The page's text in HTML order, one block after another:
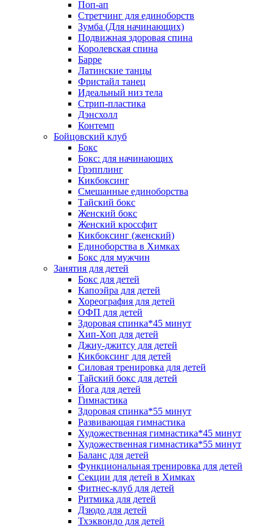
Поп-ап
Стретчинг для единоборств
Зумба (Для начинающих)
Подвижная здоровая спина
Королевская спина
Барре
Латинские танцы
Фристайл танец
Идеальный низ тела
Стрип-пластика
Дэнсхолл
Контемп
Бойцовский клуб
Бокс
Бокс: для начинающих
Грэпплинг
Кикбоксинг
Смешанные единоборства
Тайский бокс
Женский бокс
Женский кроссфит
Кикбоксинг (женский)
Единоборства в Химках
Бокс для мужчин
Занятия для детей
Бокс для детей
Капоэйра для детей
Хореография для детей
ОФП для детей
Здоровая спинка*45 минут
Хип-Хоп для детей
Джиу-джитсу для детей
Кикбоксинг для детей
Силовая тренировка для детей
Тайский бокс для детей
Йога для детей
Гимнастика
Здоровая спинка*55 минут
Развивающая гимнастика
Художественная гимнастика*45 минут
Художественная гимнастика*55 минут
Баланс для детей
Функциональная тренировка для детей
Секции для детей в Химках
Фитнес-клуб для детей
Ритмика для детей
Дзюдо для детей
Тхэквондо для детей